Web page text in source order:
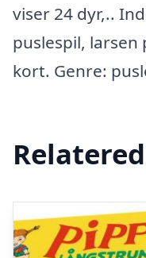
viser 24 dyr,..
puslespil,
kort. Genre: